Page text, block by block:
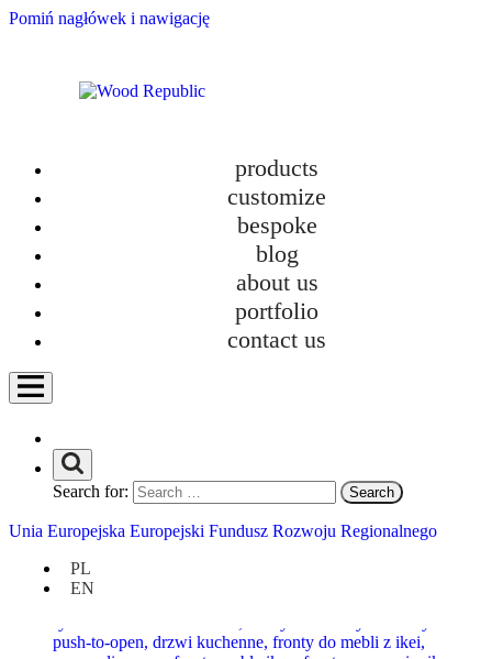
Pomiń nagłówek i nawigację
products
customize
bespoke
blog
about us
portfolio
contact us
Search for:
Unia Europejska Europejski Fundusz Rozwoju Regionalnego
PL
EN
category room
dresser table
kitchen furniture
bathroom furniture
hanger
cabinet
bed
vanity table